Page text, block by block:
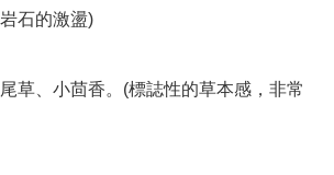
石的激盪)
草、小茴香。(標誌性的草本感，非常